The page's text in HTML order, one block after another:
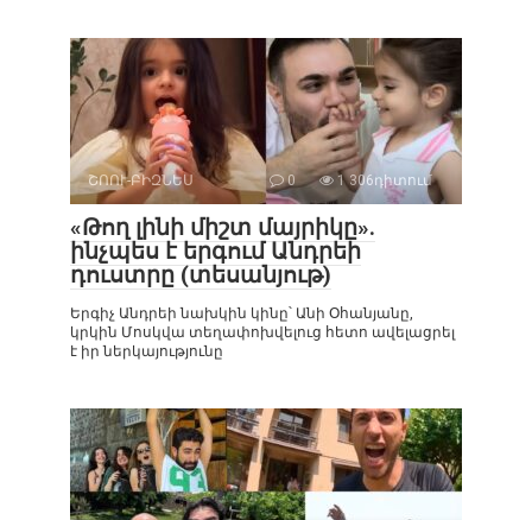
ՇՈՈՒ-ԲԻԶՆԵՍ 0 1 306դիտում
«Թող լինի միշտ մայրիկը».
ինչպես է երգում Անդրեի
դուստրը (տեսանյութ)
Երգիչ Անդրեի նախկին կինը՝ Անի Օհանյանը,
կրկին Մոսկվա տեղափոխվելուց հետո ավելացրել
է իր ներկայությունը